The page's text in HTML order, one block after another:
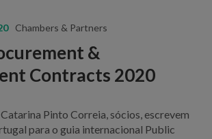
Chambers & Partners
&
Contracts 2020
Pinto Correia, sócios, escrevem
para o guia internacional Public